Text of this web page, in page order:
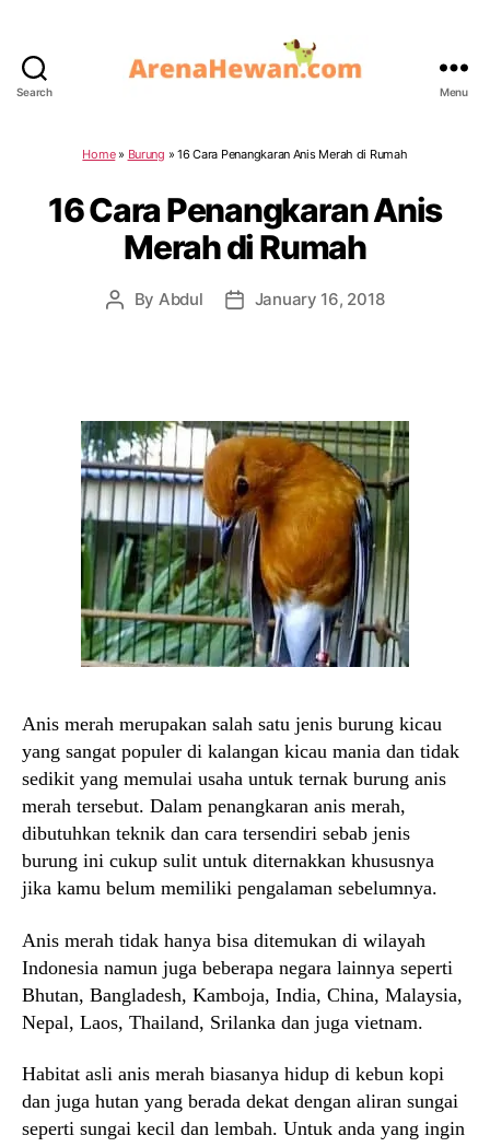
Search Menu
Home» Burung »16 Cara Penangkaran Anis Merah di Rumah
16 Cara Penangkaran Anis
Merah di Rumah
Post
By Abdul
PostJanuary 16, 2018
Anis merah merupakan salah satu jenis burung kicau
yang sangat populer di kalangan kicau mania dan tidak
sedikit yang memulai usaha untuk ternak burung anis
merah tersebut. Dalam penangkaran anis merah,
dibutuhkan teknik dan cara tersendiri sebab jenis
burung ini cukup sulit untuk diternakkan khususnya
jika kamu belum memiliki pengalaman sebelumnya.
Anis merah tidak hanya bisa ditemukan di wilayah
Indonesia namun juga beberapa negara lainnya seperti
Bhutan, Bangladesh, Kamboja, India, China, Malaysia,
Nepal, Laos, Thailand, Srilanka dan juga vietnam.
Habitat asli anis merah biasanya hidup di kebun kopi
dan juga hutan yang berada dekat dengan aliran sungai
seperti sungai kecil dan lembah. Untuk anda yang ingin